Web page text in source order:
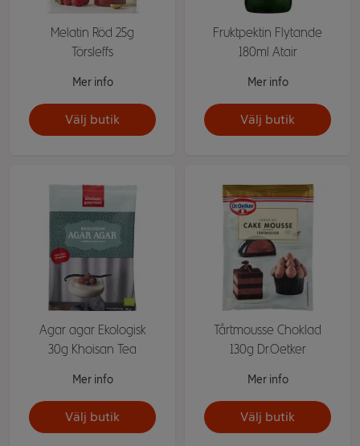
Melatin Röd 25g
Törsleffs
Mer info
Välj butik
Fruktpektin Flytande
180ml Atair
Mer info
Välj butik
Agar agar Ekologisk
30g Khoisan Tea
Mer info
Välj butik
Tårtmousse Choklad
130g Dr.Oetker
Mer info
Välj butik